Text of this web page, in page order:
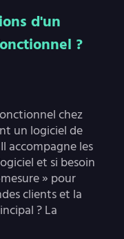
d'un
?
chez
un logiciel de
accompagne les
et si besoin
» pour
clients et la
? La